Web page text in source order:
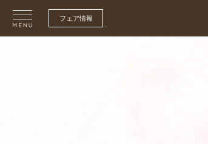
フェア情報